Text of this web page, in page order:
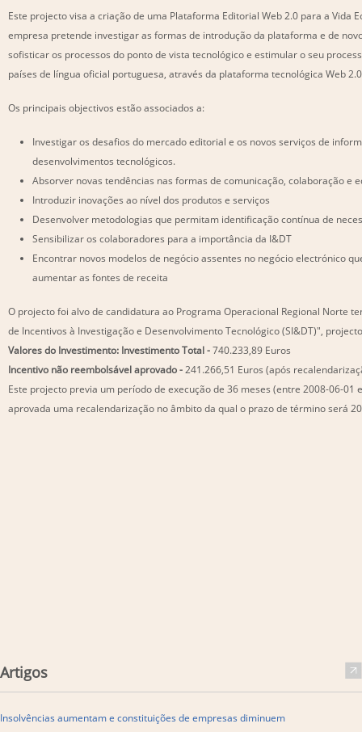
Este projecto visa a criação de uma Plataforma Editorial Web 2.0 para a Vida
empresa pretende investigar as formas de introdução da plataforma e de
sofisticar os processos do ponto de vista tecnológico e estimular o seu
países de língua oficial portuguesa, através da plataforma tecnológica Web
Os principais objectivos estão associados a:
Investigar os desafios do mercado editorial e os novos serviços de
desenvolvimentos tecnológicos.
Absorver novas tendências nas formas de comunicação, colaboração e
Introduzir inovações ao nível dos produtos e serviços
Desenvolver metodologias que permitam identificação contínua de
Sensibilizar os colaboradores para a importância da I&DT
Encontrar novos modelos de negócio assentes no negócio electrónico
aumentar as fontes de receita
O projecto foi alvo de candidatura ao Programa Operacional Regional Norte
de Incentivos à Investigação e Desenvolvimento Tecnológico (SI&DT)",
Valores do Investimento: Investimento Total -740.233,89 Euros
Incentivo não reembolsável aprovado -241.266,51 Euros (após
Este projecto previa um período de execução de 36 meses (entre 2008-06-01
aprovada uma recalendarização no âmbito da qual o prazo de término será
Artigos
Insolvências aumentam e constituições de empresas diminuem